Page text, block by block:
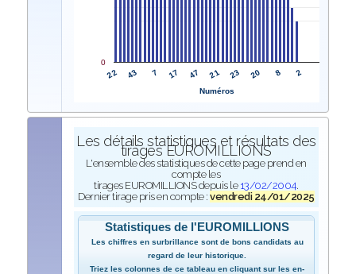
22 43 7 17 47 21 23 20 8 2
0
Numéros
Les détails statistiques et résultats des
tirages EUROMILLIONS
L'ensemble des statistiques de cette page prend en
compte les
tirages EUROMILLIONS depuis le 13/02/2004.
Dernier tirage pris en compte :vendredi 24/01/2025
Statistiques de l'EUROMILLIONS
Les chiffres en surbrillance sont de bons candidats au
regard de leur historique.
Triez les colonnes de ce tableau en cliquant sur les en-